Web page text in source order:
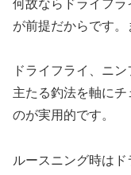
何故ならドライフ
が前提だからです。
ドライフライ、ニ
主たる釣法を軸に
のが実用的です。
ルースニング時は